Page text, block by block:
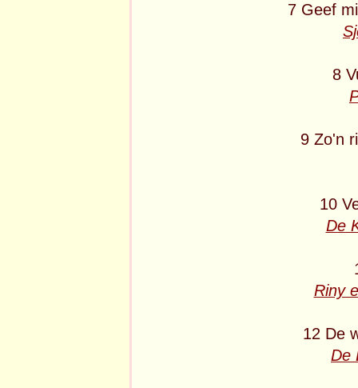
7 Geef
8
9 Zo'n
10
De
Riny
12 De
De